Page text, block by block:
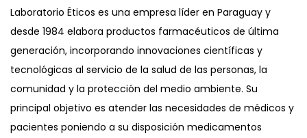
Laboratorio Éticos es una empresa líder en Paraguay y
desde 1984 elabora productos farmacéuticos de última
generación, incorporando innovaciones científicas y
tecnológicas al servicio de la salud de las personas, la
comunidad y la protección del medio ambiente. Su
principal objetivo es atender las necesidades de médicos y
pacientes poniendo a su disposición medicamentos